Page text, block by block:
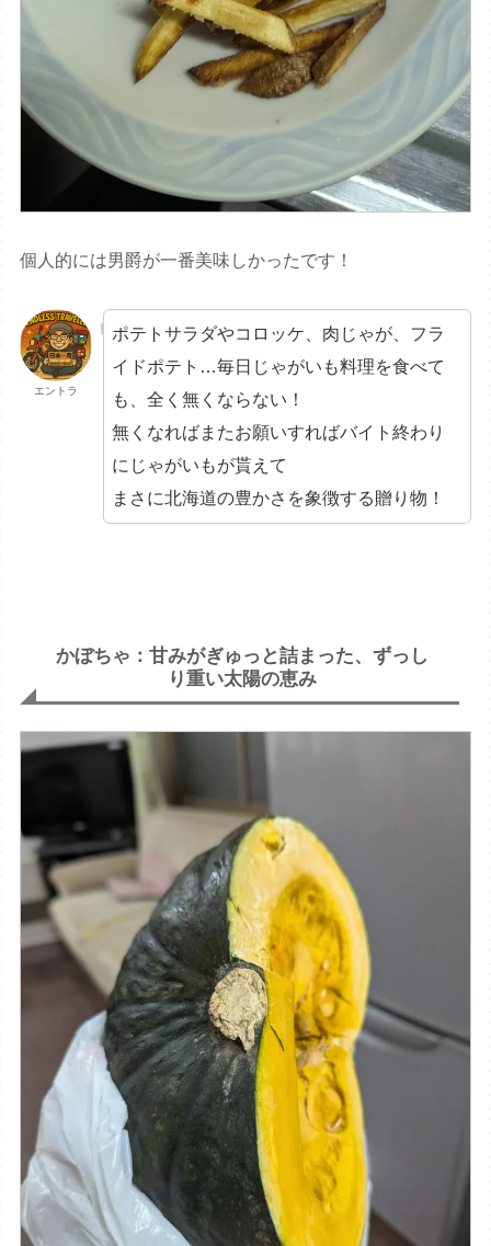
個人的には男爵が一番美味しかったです！
エントラ
ポテトサラダやコロッケ、肉じゃが、フラ
イドポテト…毎日じゃがいも料理を食べて
も、全く無くならない！
無くなればまたお願いすればバイト終わり
にじゃがいもが貰えて
まさに北海道の豊かさを象徴する贈り物！
かぼちゃ：甘みがぎゅっと詰まった、ずっし
り重い太陽の恵み